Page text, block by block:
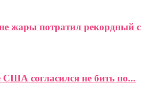
жары потратил рекордный с
США согласился не бить по...